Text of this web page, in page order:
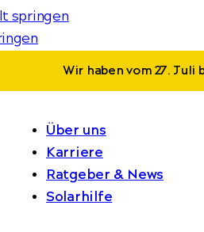
springen
Wir haben vom 27.
Über uns
Karriere
Ratgeber & News
Solarhilfe